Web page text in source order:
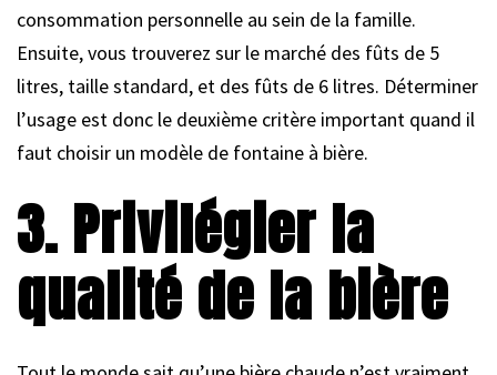
consommation personnelle au sein de la famille.
Ensuite, vous trouverez sur le marché des fûts de 5
litres, taille standard, et des fûts de 6 litres. Déterminer
l’usage est donc le deuxième critère important quand il
faut choisir un modèle de fontaine à bière.
3. Privilégier la
qualité de la bière